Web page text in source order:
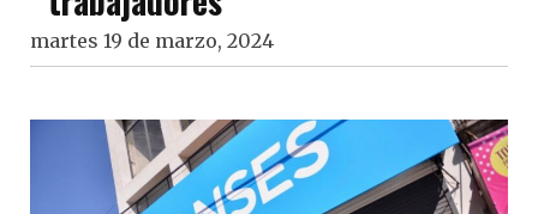
martes 19 de marzo, 2024